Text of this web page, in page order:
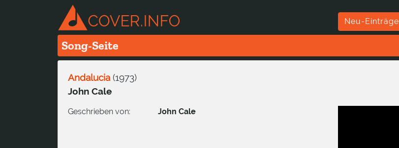
Neu-Einträge
Song-Seite
Andalucia(1973)
John Cale
Geschrieben von: John Cale